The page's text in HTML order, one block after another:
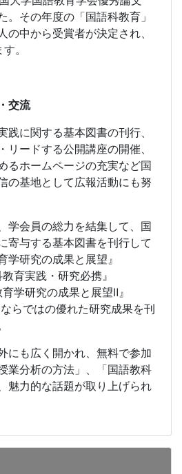
。その年度の「国語科教育」
の中から受賞者が決定され、
。
交流
に関する基本図書の刊行、
リードする公開講座の開催、
るホームページの充実など国
の基地として広報活動にも努
学会員の総力を結集して、国
寄与する基本図書を刊行して
学研究の成果と展望』
育実践・研究必携』
学研究の成果と展望Ⅱ』
らではの優れた研究成果を刊
にも広く開かれ、無料で参加
業分析の方法」、「国語教科
魅力的な話題が取り上げられ